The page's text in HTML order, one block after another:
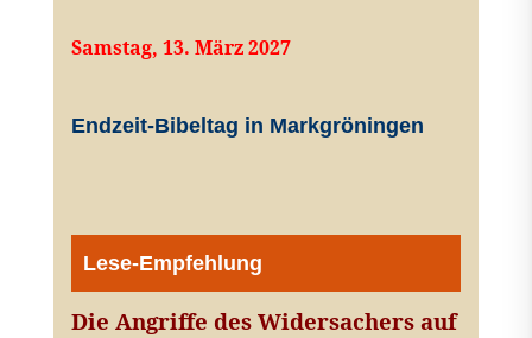
Samstag, 13. März 2027
Endzeit-Bibeltag in Markgröningen
Lese-Empfehlung
Die Angriffe des Widersachers auf